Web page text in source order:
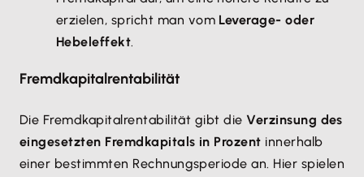
erzielen, spricht man vom Leverage- oder
Hebeleffekt.
Fremdkapitalrentabilität
Die Fremdkapitalrentabilität gibt die Verzinsung des
eingesetzten Fremdkapitals in Prozent innerhalb
einer bestimmten Rechnungsperiode an. Hier spielen